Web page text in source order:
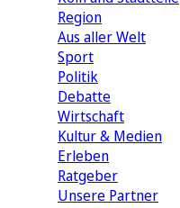
Region
Aus aller Welt
Sport
Politik
Debatte
Wirtschaft
Kultur & Medien
Erleben
Ratgeber
Unsere Partner